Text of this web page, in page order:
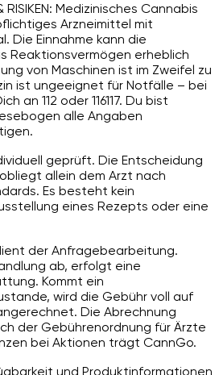
RISIKEN: Medizinisches Cannabis
Arzneimittel mit
Die Einnahme kann die
Reaktionsvermögen erheblich
von Maschinen ist im Zweifel zu
ist ungeeignet für Notfälle – bei
an 112 oder 116117. Du bist
alle Angaben
geprüft. Die Entscheidung
allein dem Arzt nach
Es besteht kein
eines Rezepts oder eine
der Anfragebearbeitung.
ab, erfolgt eine
Kommt ein
wird die Gebühr voll auf
Die Abrechnung
der Gebührenordnung für Ärzte
bei Aktionen trägt CannGo.
und Produktinformationen